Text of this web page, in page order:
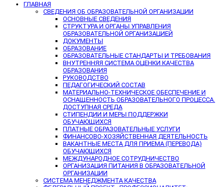
ГЛАВНАЯ
СВЕДЕНИЯ ОБ ОБРАЗОВАТЕЛЬНОЙ ОРГАНИЗАЦИИ
ОСНОВНЫЕ СВЕДЕНИЯ
СТРУКТУРА И ОРГАНЫ УПРАВЛЕНИЯ
ОБРАЗОВАТЕЛЬНОЙ ОРГАНИЗАЦИЕЙ
ДОКУМЕНТЫ
ОБРАЗОВАНИЕ
ОБРАЗОВАТЕЛЬНЫЕ СТАНДАРТЫ И ТРЕБОВАНИЯ
ВНУТРЕННЯЯ СИСТЕМА ОЦЕНКИ КАЧЕСТВА
ОБРАЗОВАНИЯ
РУКОВОДСТВО
ПЕДАГОГИЧЕСКИЙ СОСТАВ
МАТЕРИАЛЬНО-ТЕХНИЧЕСКОЕ ОБЕСПЕЧЕНИЕ И
ОСНАЩЕННОСТЬ ОБРАЗОВАТЕЛЬНОГО ПРОЦЕССА.
ДОСТУПНАЯ СРЕДА
СТИПЕНДИИ И МЕРЫ ПОДДЕРЖКИ
ОБУЧАЮЩИХСЯ
ПЛАТНЫЕ ОБРАЗОВАТЕЛЬНЫЕ УСЛУГИ
ФИНАНСОВО-ХОЗЯЙСТВЕННАЯ ДЕЯТЕЛЬНОСТЬ
ВАКАНТНЫЕ МЕСТА ДЛЯ ПРИЕМА (ПЕРЕВОДА)
ОБУЧАЮЩИХСЯ
МЕЖДУНАРОДНОЕ СОТРУДНИЧЕСТВО
ОРГАНИЗАЦИЯ ПИТАНИЯ В ОБРАЗОВАТЕЛЬНОЙ
ОРГАНИЗАЦИИ
СИСТЕМА МЕНЕДЖМЕНТА КАЧЕСТВА